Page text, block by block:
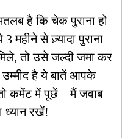
है कि चेक पुराना हो
महीने से ज़्यादा पुराना
तो उसे जल्दी जमा कर
उम्मीद है ये बातें आपके
कमेंट में पूछें—मैं जवाब
रखें!